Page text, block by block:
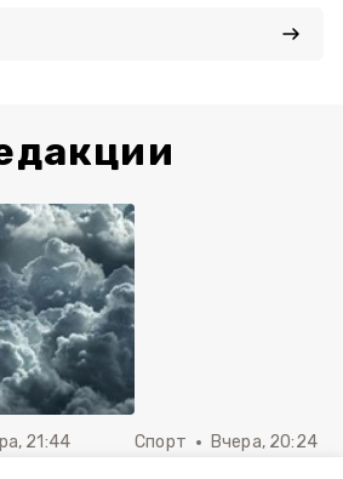
21:44 Спорт Вчера, 20:24